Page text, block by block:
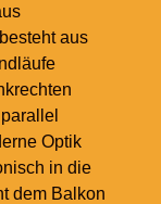
aus
Optik
in die
dem Balkon